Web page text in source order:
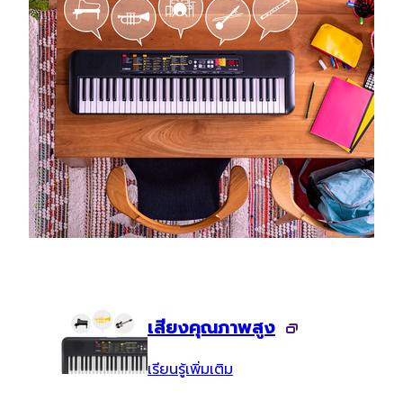
เสียงคุณภาพสูง
เรียนรู้เพิ่มเติม